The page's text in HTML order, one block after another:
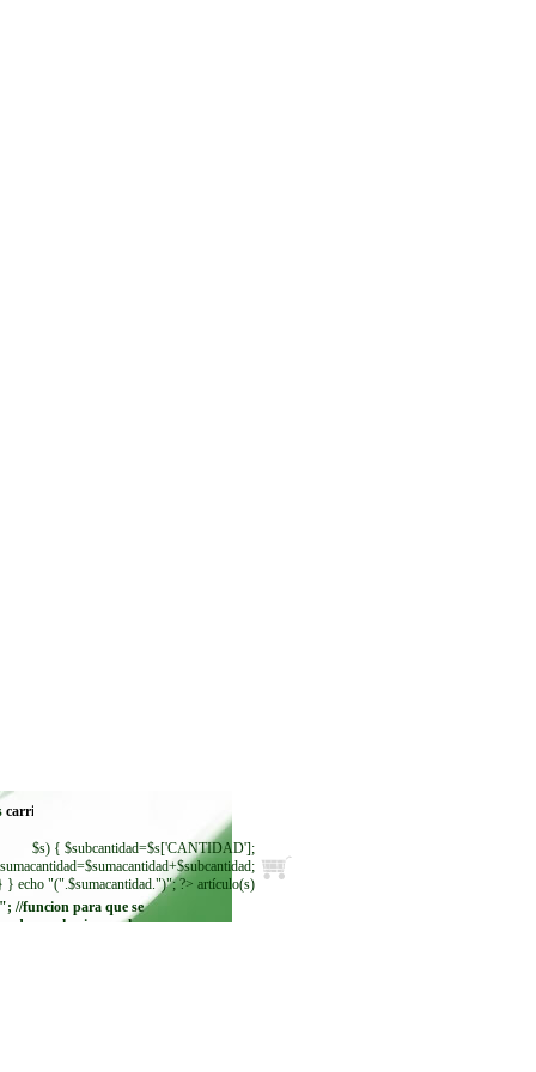
$s) { $subcantidad=$s['CANTIDAD'];
} echo "(".$sumacantidad.")"; ?> artículo(s)
"; //funcion para que se
se seleccione. echo